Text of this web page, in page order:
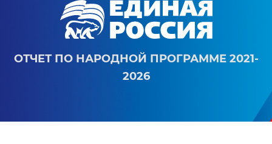
ОТЧЕТ ПО НАРОДНОЙ ПРОГРАММЕ 2021-
2026